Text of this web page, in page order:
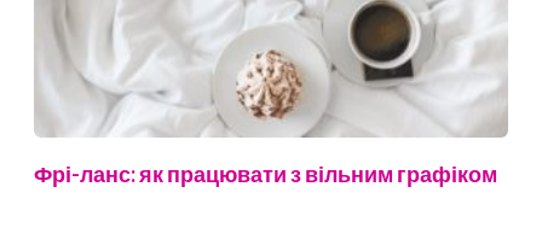
Фрі-ланс: як працювати з вільним графіком